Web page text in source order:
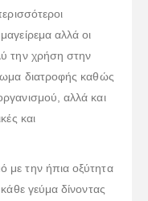
αλλά οι
την χρήση στην
διατροφής καθώς
αλλά και
και
με την ήπια οξύτητα
γεύμα δίνοντας